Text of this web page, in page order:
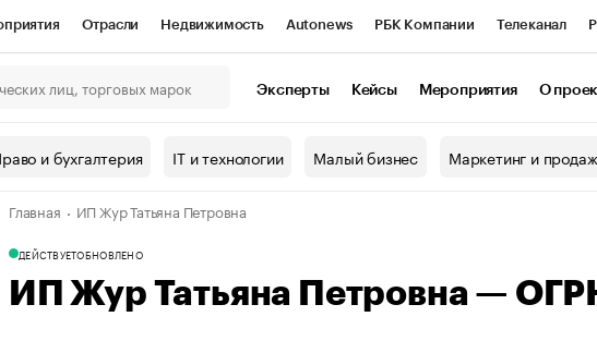
Отрасли Недвижимость Autonews РБК Компании Телеканал
Спецпроекты Проверка контрагентов
валюты
Эксперты Кейсы Мероприятия О
и бухгалтерия IT и технологии Малый бизнес Маркетинг и
Главная ИП Жур Татьяна Петровна
ДЕЙСТВУЕТОБНОВЛЕНО
ИП Жур Татьяна Петровна —